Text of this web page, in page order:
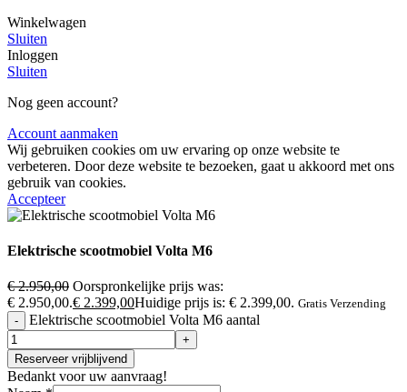
Winkelwagen
Sluiten
Inloggen
Sluiten
Nog geen account?
Account aanmaken
Wij gebruiken cookies om uw ervaring op onze website te
verbeteren. Door deze website te bezoeken, gaat u akkoord met ons
gebruik van cookies.
Accepteer
Elektrische scootmobiel Volta M6
€2.950,00 Oorspronkelijke prijs was:
€ 2.950,00.€ 2.399,00Huidige prijs is: € 2.399,00. Gratis Verzending
Elektrische scootmobiel Volta M6 aantal
Reserveer vrijblijvend
Bedankt voor uw aanvraag!